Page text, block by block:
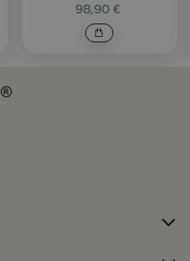
98,90 €